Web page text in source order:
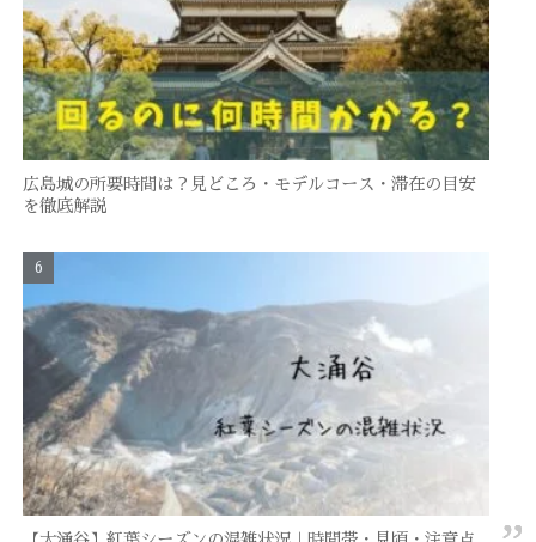
広島城の所要時間は？見どころ・モデルコース・滞在の目安
を徹底解説